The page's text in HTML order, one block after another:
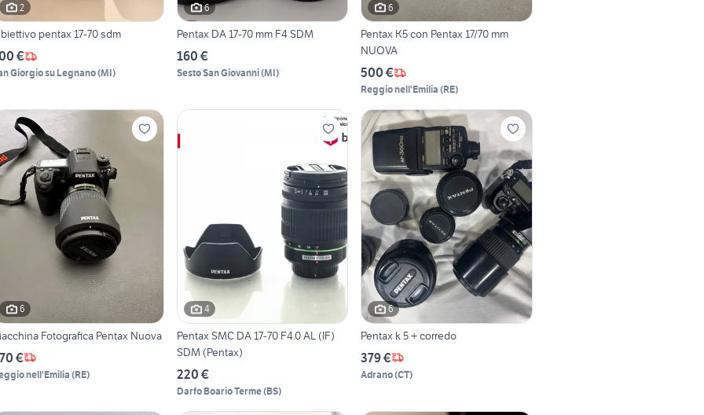
2
pentax 17-70 sdm
€
Giorgio su Legnano(MI)
6
Pentax DA 17-70 mm F4 SDM
160 €
Sesto San Giovanni(MI)
6
Pentax K5 con Pentax 17/70 mm
NUOVA
500 €
Reggio nell'Emilia (RE)
6
Fotografica Pentax Nuova
€
nell'Emilia (RE)
4
Pentax SMC DA 17-70 F4.0 AL (IF)
SDM (Pentax)
220 €
Darfo Boario Terme(BS)
6
Pentax k 5 + corredo
379 €
Adrano(CT)